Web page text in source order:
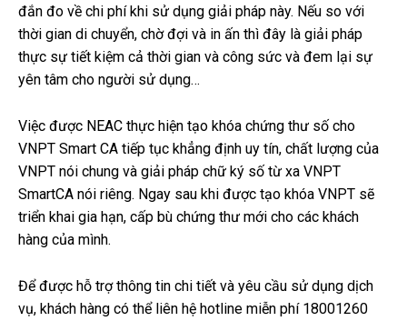
đắn đo về chi phí khi sử dụng giải pháp này. Nếu so với
thời gian di chuyển, chờ đợi và in ấn thì đây là giải pháp
thực sự tiết kiệm cả thời gian và công sức và đem lại sự
yên tâm cho người sử dụng…
Việc được NEAC thực hiện tạo khóa chứng thư số cho
VNPT Smart CA tiếp tục khẳng định uy tín, chất lượng của
VNPT nói chung và giải pháp chữ ký số từ xa VNPT
SmartCA nói riêng. Ngay sau khi được tạo khóa VNPT sẽ
triển khai gia hạn, cấp bù chứng thư mới cho các khách
hàng của mình.
Để được hỗ trợ thông tin chi tiết và yêu cầu sử dụng dịch
vụ, khách hàng có thể liên hệ hotline miễn phí 18001260